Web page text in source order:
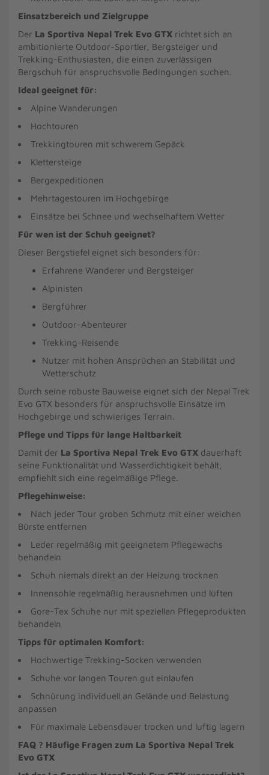
Einsatzbereich und Zielgruppe
Der La Sportiva Nepal Trek Evo GTX richtet sich an
ambitionierte Outdoor-Sportler, Bergsteiger und
Trekking-Enthusiasten, die einen zuverlässigen
Bergschuh für anspruchsvolle Bedingungen suchen.
Ideal geeignet für:
Alpine Wanderungen
Hochtouren
Trekkingtouren mit schwerem Gepäck
Klettersteige
Bergexpeditionen
Mehrtagestouren im Hochgebirge
Einsätze bei Schnee und wechselhaftem Wetter
Für wen ist der Schuh geeignet?
Dieser Bergstiefel eignet sich besonders für:
Erfahrene Wanderer und Bergsteiger
Alpinisten
Bergführer
Outdoor-Abenteurer
Trekking-Reisende
Nutzer mit hohen Ansprüchen an Stabilität und
Wetterschutz
Durch seine robuste Bauweise eignet sich der Nepal Trek
Evo GTX besonders für anspruchsvolle Einsätze im
Hochgebirge und schwieriges Terrain.
Pflege und Tipps für lange Haltbarkeit
Damit der La Sportiva Nepal Trek Evo GTX dauerhaft
seine Funktionalität und Wasserdichtigkeit behält,
empfiehlt sich eine regelmäßige Pflege.
Pflegehinweise:
Nach jeder Tour groben Schmutz mit einer weichen
Bürste entfernen
Leder regelmäßig mit geeignetem Pflegewachs
behandeln
Schuh niemals direkt an der Heizung trocknen
Innensohle regelmäßig herausnehmen und lüften
Gore-Tex Schuhe nur mit speziellen Pflegeprodukten
behandeln
Tipps für optimalen Komfort:
Hochwertige Trekking-Socken verwenden
Schuhe vor langen Touren gut einlaufen
Schnürung individuell an Gelände und Belastung
anpassen
Für maximale Lebensdauer trocken und luftig lagern
FAQ ? Häufige Fragen zum La Sportiva Nepal Trek
Evo GTX